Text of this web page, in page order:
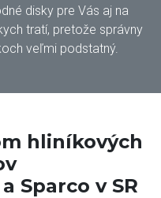
disky pre Vás aj na
tratí, pretože správny
veľmi podstatný.
hliníkových
Sparco v SR